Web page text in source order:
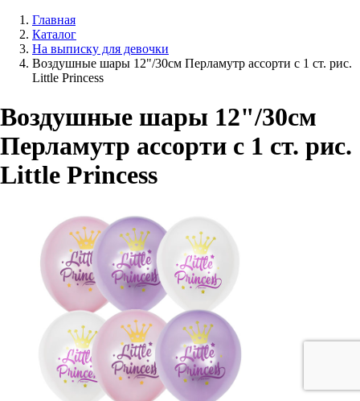
Главная
Каталог
На выписку для девочки
Воздушные шары 12"/30см Перламутр ассорти с 1 ст. рис.
Little Princess
Воздушные шары 12"/30см
Перламутр ассорти с 1 ст. рис.
Little Princess